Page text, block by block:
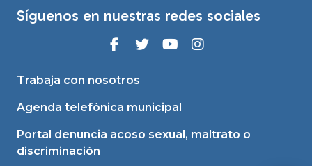
Síguenos en nuestras redes sociales
Trabaja con nosotros
Agenda telefónica municipal
Portal denuncia acoso sexual, maltrato o
discriminación